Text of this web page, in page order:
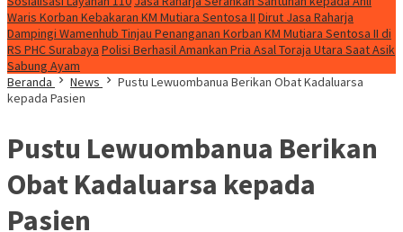
Waris Korban Kebakaran KM Mutiara Sentosa II Dirut Jasa Raharja
Dampingi Wamenhub Tinjau Penanganan Korban KM Mutiara Sentosa II di
RS PHC Surabaya Polisi Berhasil Amankan Pria Asal Toraja Utara Saat Asik
Sabung Ayam
Beranda
News
Pustu Lewuombanua Berikan Obat Kadaluarsa
kepada Pasien
Pustu Lewuombanua Berikan
Obat Kadaluarsa kepada
Pasien